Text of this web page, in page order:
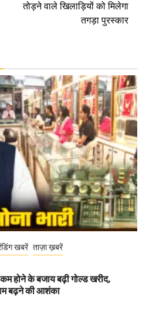
तोड़ने वाले खिलाड़ियों को मिलेगा
तगड़ा पुरस्कार
खबरें ताज़ा ख़बरें
कम होने के बजाय बढ़ी गोल्ड खरीद,
बढ़ने की आशंका